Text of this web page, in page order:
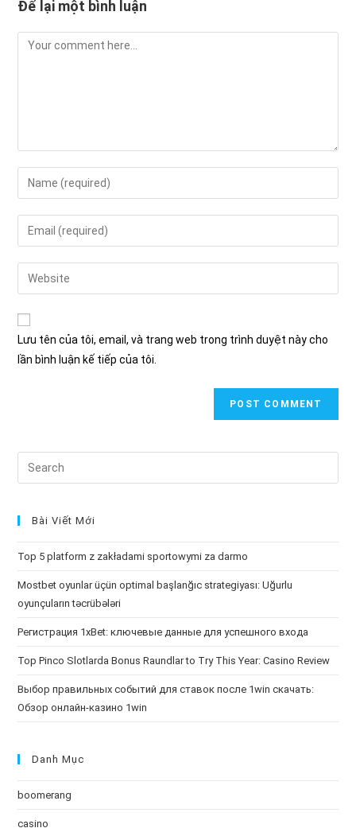
Để lại một bình luận
Comment
Enter
your
name
to
comment
Enter
your
email
address
comment
Enter
your
website
Lưu tên của tôi, email, và trang web trong trình duyệt này cho
lần bình luận kế tiếp của tôi.
Search
this
Bài Viết Mới
Top 5 platform z zakładami sportowymi za darmo
Mostbet oyunlar üçün optimal başlanğıc strategiyası: Uğurlu
oyunçuların təcrübələri
Регистрация 1xBet: ключевые данные для успешного входа
Top Pinco Slotlarda Bonus Raundlar to Try This Year: Casino Review
Выбор правильных событий для ставок после 1win скачать:
Обзор онлайн-казино 1win
Danh Mục
boomerang
casino